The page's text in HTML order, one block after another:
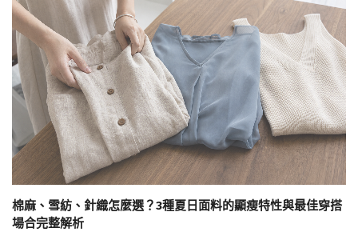
棉麻、雪紡、針織怎麼選？3種夏日面料的顯瘦特性與最佳穿搭
場合完整解析